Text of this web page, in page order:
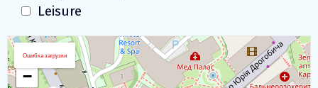
Leisure
Загрузка Карты
+
−
Ошибка загрузки